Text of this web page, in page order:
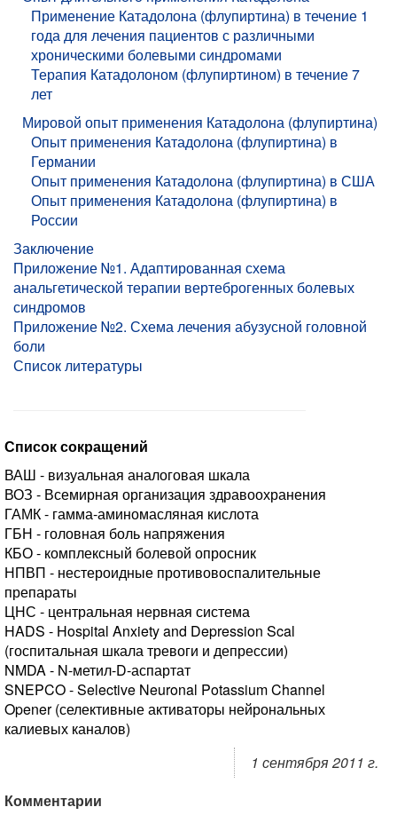
Применение Катадолона (флупиртина) в течение 1
года для лечения пациентов с различными
хроническими болевыми синдромами
Терапия Катадолоном (флупиртином) в течение 7
лет
Мировой опыт применения Катадолона (флупиртина)
Опыт применения Катадолона (флупиртина) в
Германии
Опыт применения Катадолона (флупиртина) в США
Опыт применения Катадолона (флупиртина) в
России
Заключение
Приложение №1. Адаптированная схема
анальгетической терапии вертеброгенных болевых
синдромов
Приложение №2. Схема лечения абузусной головной
боли
Список литературы
Список сокращений
ВАШ - визуальная аналоговая шкала
ВОЗ - Всемирная организация здравоохранения
ГАМК - гамма-аминомасляная кислота
ГБН - головная боль напряжения
КБО - комплексный болевой опросник
НПВП - нестероидные противовоспалительные
препараты
ЦНС - центральная нервная система
HADS - Hospital Anxiety and Depression Scal
(госпитальная шкала тревоги и депрессии)
NMDA - N-метил-D-аспартат
SNEPCO - Selective Neuronal Potassium Channel
Opener (селективные активаторы нейрональных
калиевых каналов)
1 сентября 2011 г.
Комментарии